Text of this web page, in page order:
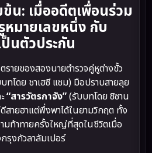
น: เมื่ออดีตเพื่อนร่วม
มายเลขหนึ่ง กับ
นตัวประกัน
รายของสองนายตำรวจคู่หูต่างขั้ว
ทโดย ชาเฮซี แซม) มือปราบสายลุย
“สารวัตรกาจัง”(รับบทโดย ซิซาน
ายฮาแต่พึ่งพาได้ในยามวิกฤต ทั้ง
ท้าทายครั้งใหญ่ที่สุดในชีวิตเมื่อ
รุงกัวลาลัมเปอร์